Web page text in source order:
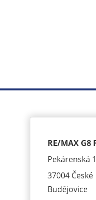
RE/MAX G8
Pekárenská
37004 České
Budějovice